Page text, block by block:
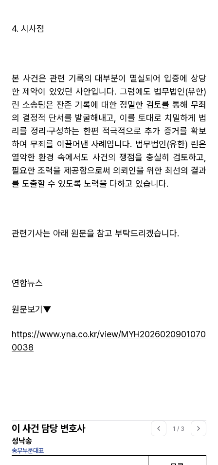
4. 시사점
본 사건은 관련 기록의 대부분이 멸실되어 입증에 상당
한 제약이 있었던 사안입니다. 그럼에도 법무법인(유한)
린 소송팀은 잔존 기록에 대한 정밀한 검토를 통해 무죄
의 결정적 단서를 발굴해내고, 이를 토대로 치밀하게 법
리를 정리·구성하는 한편 적극적으로 추가 증거를 확보
하여 무죄를 이끌어낸 사례입니다. 법무법인(유한) 린은
열악한 환경 속에서도 사건의 쟁점을 충실히 검토하고,
필요한 조력을 제공함으로써 의뢰인을 위한 최선의 결과
를 도출할 수 있도록 노력을 다하고 있습니다.
관련기사는 아래 원문을 참고 부탁드리겠습니다.
연합뉴스
원문보기▼
https://www.yna.co.kr/view/MYH2026020901070
0038
이 사건 담당 변호사 1 / 3
성낙송
송무부문대표